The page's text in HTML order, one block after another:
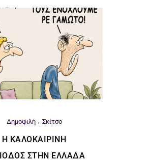
Δημοφιλή Σκίτσο
Η ΚΑΛΟΚΑΙΡΙΝΉ
ΣΤΗΝ ΕΛΛΆΔΑ